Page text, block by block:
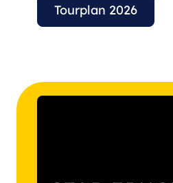
Tourplan 2026